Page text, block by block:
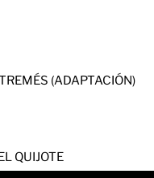
(ADAPTACIÓN)
QUIJOTE